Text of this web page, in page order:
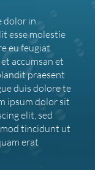
dolor in
esse molestie
eu feugiat
accumsan et
praesent
duis dolore te
ipsum dolor sit
elit, sed
tincidunt ut
erat